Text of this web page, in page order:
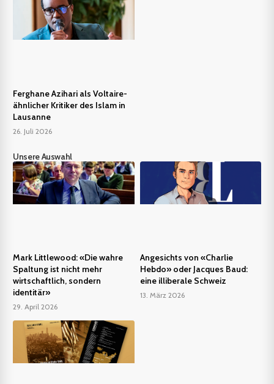
Ferghane Azihari als Voltaire-
ähnlicher Kritiker des Islam in
Lausanne
26. Juli 2026
Unsere Auswahl
Mark Littlewood: «Die wahre
Spaltung ist nicht mehr
wirtschaftlich, sondern
identitär»
29. April 2026
Angesichts von «Charlie
Hebdo» oder Jacques Baud:
eine illiberale Schweiz
13. März 2026